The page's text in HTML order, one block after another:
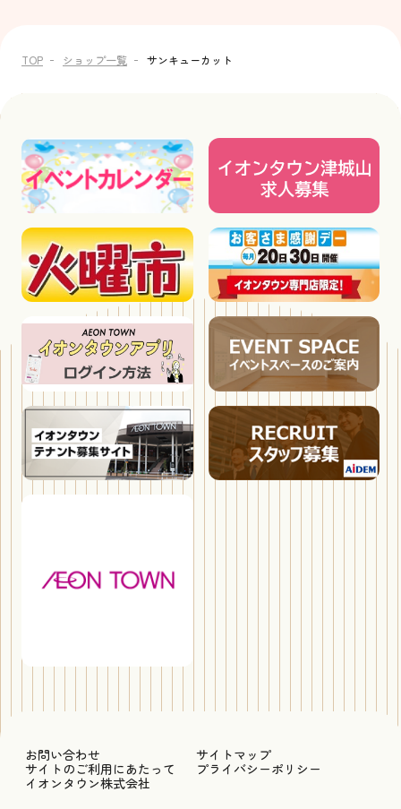
TOP ショップ一覧 サンキューカット
お問い合わせ
サイトマップ
サイトのご利用にあたって
プライバシーポリシー
イオンタウン株式会社